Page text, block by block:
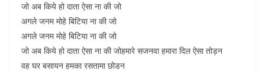
जो अब किये हो दाता ऐसा ना की जो
अगले जनम मोहे बिटिया ना की जो
अगले जनम मोहे बिटिया ना की जो
जो अब किये हो दाता ऐसा ना की जोहमारे सजनवा हमारा दिल ऐसा तोड़न
वह घर बसायन हमका रसतामा छोडन